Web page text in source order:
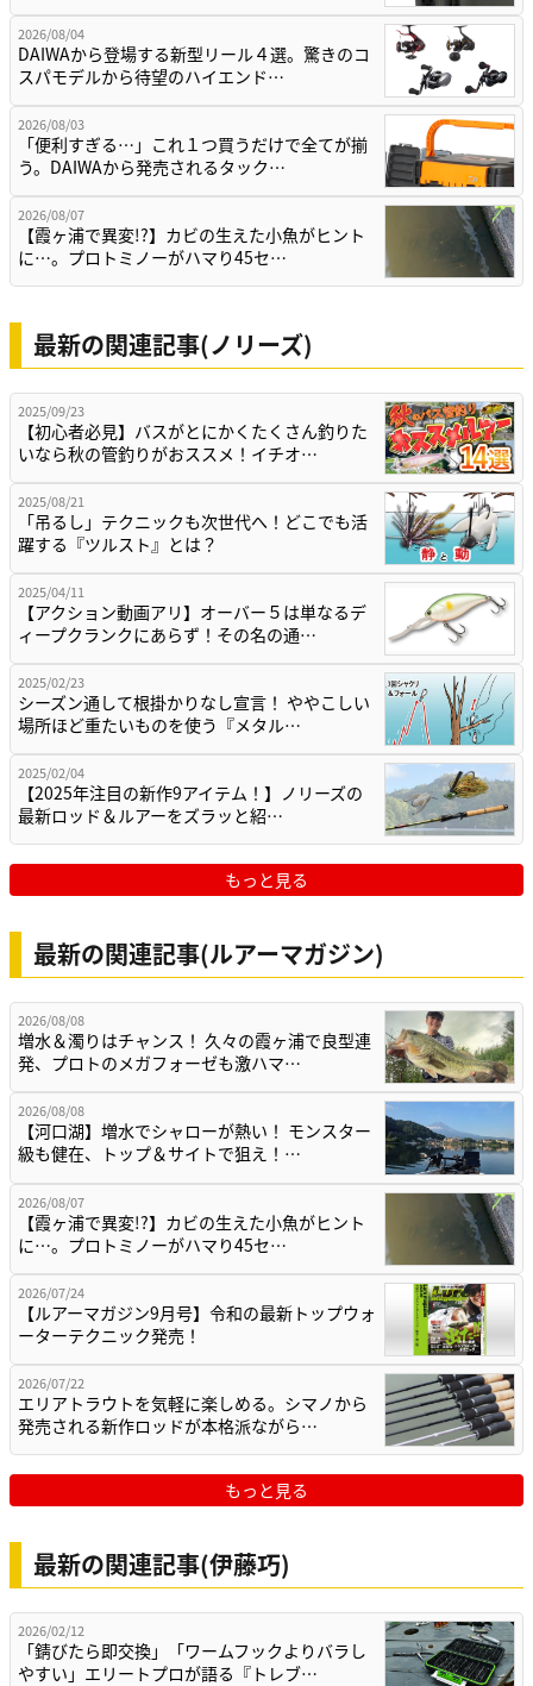
2026/08/04
DAIWAから登場する新型リール４選。驚きのコ
スパモデルから待望のハイエンド…
2026/08/03
「便利すぎる…」これ１つ買うだけで全てが揃
う。DAIWAから発売されるタック…
2026/08/07
【霞ヶ浦で異変!?】カビの生えた小魚がヒント
に…。プロトミノーがハマり45セ…
最新の関連記事(ノリーズ)
2025/09/23
【初心者必見】バスがとにかくたくさん釣りた
いなら秋の管釣りがおススメ！イチオ…
2025/08/21
「吊るし」テクニックも次世代へ！どこでも活
躍する『ツルスト』とは？
2025/04/11
【アクション動画アリ】オーバー５は単なるデ
ィープクランクにあらず！その名の通…
2025/02/23
シーズン通して根掛かりなし宣言！ ややこしい
場所ほど重たいものを使う『メタル…
2025/02/04
【2025年注目の新作9アイテム！】ノリーズの
最新ロッド＆ルアーをズラッと紹…
もっと見る
最新の関連記事(ルアーマガジン)
2026/08/08
増水＆濁りはチャンス！ 久々の霞ヶ浦で良型連
発、プロトのメガフォーゼも激ハマ…
2026/08/08
【河口湖】増水でシャローが熱い！ モンスター
級も健在、トップ＆サイトで狙え！…
2026/08/07
【霞ヶ浦で異変!?】カビの生えた小魚がヒント
に…。プロトミノーがハマり45セ…
2026/07/24
【ルアーマガジン9月号】令和の最新トップウォ
ーターテクニック発売！
2026/07/22
エリアトラウトを気軽に楽しめる。シマノから
発売される新作ロッドが本格派ながら…
もっと見る
最新の関連記事(伊藤巧)
2026/02/12
「錆びたら即交換」「ワームフックよりバラし
やすい」エリートプロが語る『トレブ…